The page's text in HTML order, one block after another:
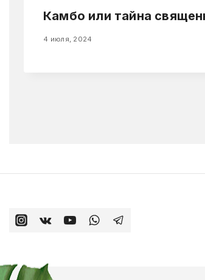
Камбо или тайна
4 июля, 2024